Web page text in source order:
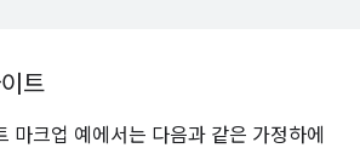
트
마크업 예에서는 다음과 같은 가정하에